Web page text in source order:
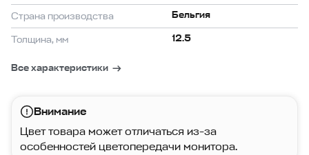
Страна производства Бельгия
Толщина, мм 12.5
Все характеристики
Внимание
Цвет товара может отличаться из-за
особенностей цветопередачи монитора.